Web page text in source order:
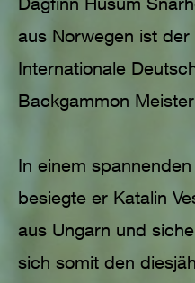
aus Norwegen ist der
Internationale
Backgammon
In einem spannenden
besiegte er Katalin
aus Ungarn und
sich somit den